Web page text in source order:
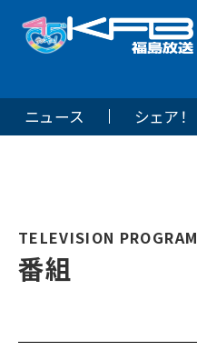
ニュース シェア！
TELEVISION PROGRAM
番組